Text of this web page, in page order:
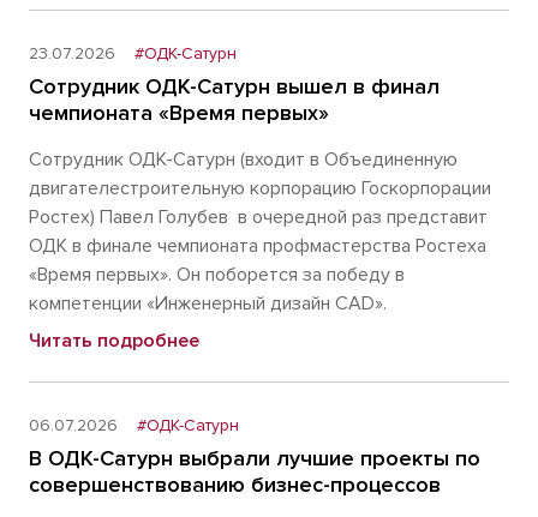
23.07.2026 #ОДК-Сатурн
Сотрудник ОДК-Сатурн вышел в финал
чемпионата «Время первых»
Сотрудник ОДК-Сатурн (входит в Объединенную
двигателестроительную корпорацию Госкорпорации
Ростех) Павел Голубев в очередной раз представит
ОДК в финале чемпионата профмастерства Ростеха
«Время первых». Он поборется за победу в
компетенции «Инженерный дизайн CAD».
Читать подробнее
06.07.2026 #ОДК-Сатурн
В ОДК-Сатурн выбрали лучшие проекты по
совершенствованию бизнес-процессов